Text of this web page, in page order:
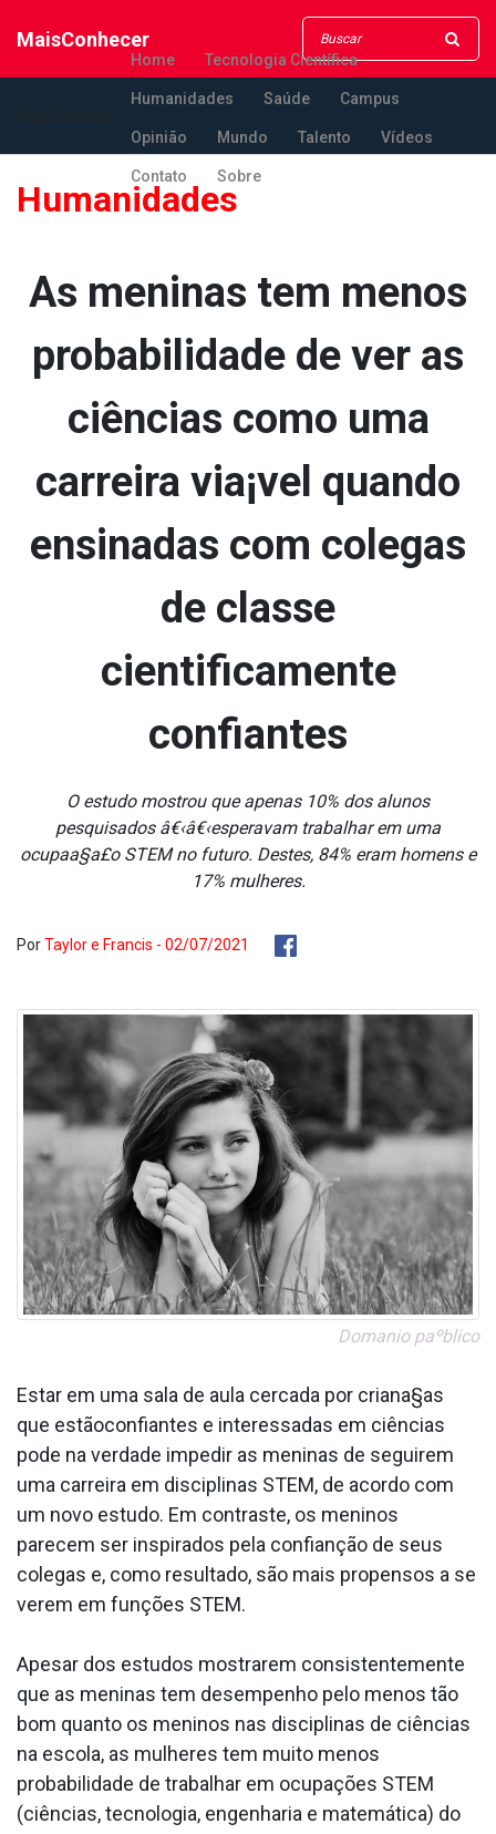
MaisConhecer
Home Tecnologia Científica
Humanidades Saúde Campus
Opinião Mundo Talento Vídeos
Contato Sobre
Humanidades
As meninas tem menos
probabilidade de ver as
ciências como uma
carreira via¡vel quando
ensinadas com colegas
de classe
cientificamente
confiantes
O estudo mostrou que apenas 10% dos alunos
pesquisados â€‹â€‹esperavam trabalhar em uma
ocupaa§a£o STEM no futuro. Destes, 84% eram homens e
17% mulheres.
PorTaylor e Francis - 02/07/2021
Doma­nio paºblico
Estar em uma sala de aula cercada por criana§as
que estãoconfiantes e interessadas em ciências
pode na verdade impedir as meninas de seguirem
uma carreira em disciplinas STEM, de acordo com
um novo estudo. Em contraste, os meninos
parecem ser inspirados pela confianção de seus
colegas e, como resultado, são mais propensos a se
verem em funções STEM.
Apesar dos estudos mostrarem consistentemente
que as meninas tem desempenho pelo menos tão
bom quanto os meninos nas disciplinas de ciências
na escola, as mulheres tem muito menos
probabilidade de trabalhar em ocupações STEM
(ciências, tecnologia, engenharia e matemática) do